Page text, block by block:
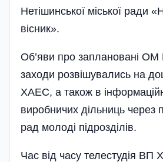
Нетішинської міської ради
вісник».
Об’яви про заплановані
заходи розвішувались на
ХАЕС, а також в
виробничих дільниць через
рад молоді підрозділів.
Час від часу телестудія